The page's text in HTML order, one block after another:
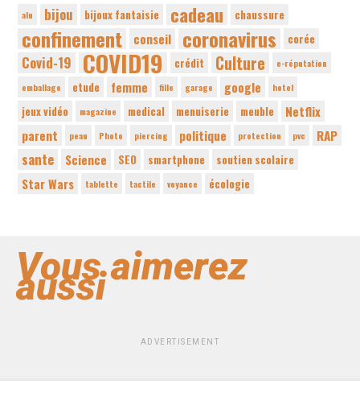
alu bijou bijoux fantaisie cadeau chaussure
confinement conseil coronavirus corée
Covid-19 COVID19 crédit Culture
e-réputation
emballage
etude femme fille garage google hotel
jeux vidéo magazine medical menuiserie meuble
Netflix
parent
peau Photo piercing politique protection pvc RAP
sante Science SEO smartphone soutien scolaire
Star Wars tablette tactile voyance écologie
Vous aimerez
aussi
ADVERTISEMENT